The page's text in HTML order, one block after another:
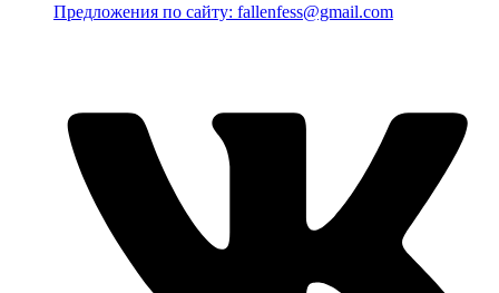
Предложения по сайту: fallenfess@gmail.com